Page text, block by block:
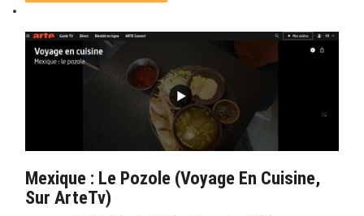
Mexique : Le Pozole (Voyage En Cuisine,
Sur ArteTv)